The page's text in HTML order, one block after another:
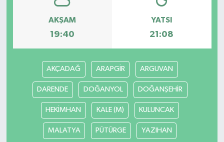
AKŞAM
19:40
YATSI
21:08
AKÇADAĞ ARAPGİR ARGUVAN
DARENDE DOĞANYOL DOĞANŞEHİR
HEKİMHAN KALE (M) KULUNCAK
MALATYA PÜTÜRGE YAZIHAN
SAĞLIK
SİYASET
TARİH
TEKNOLOJİ
YAŞAM